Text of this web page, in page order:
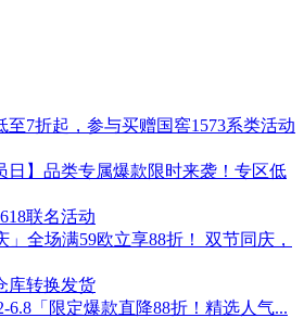
至7折起，参与买赠国窖1573系类活动
日】品类专属爆款限时来袭！专区低
联名活动
」全场满59欧立享88折！ 双节同庆，
库转换发货
6.8「限定爆款直降88折！精选人气...